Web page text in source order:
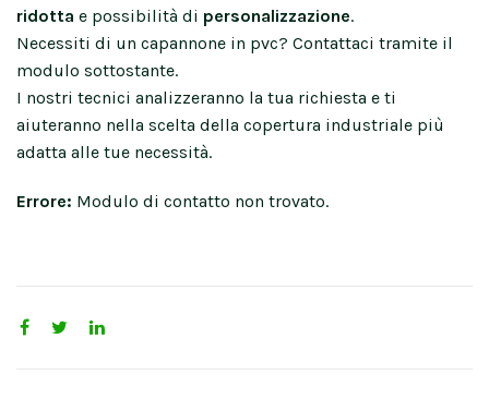
ridotta e possibilità di personalizzazione.
Necessiti di un capannone in pvc? Contattaci tramite il
modulo sottostante.
I nostri tecnici analizzeranno la tua richiesta e ti
aiuteranno nella scelta della copertura industriale più
adatta alle tue necessità.
Errore: Modulo di contatto non trovato.